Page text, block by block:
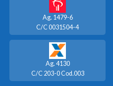
Ag. 1479-6
C/C 0031504-4
Ag. 4130
C/C 203-0 Cod.003